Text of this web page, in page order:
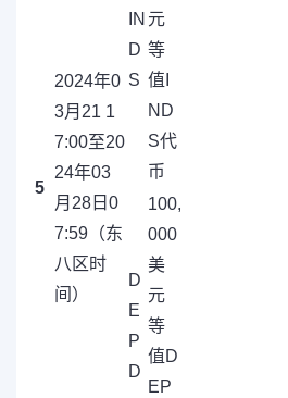
5
2024年0
3月21 1
7:00至20
24年03
月28日0
7:59（东
八区时
间）
IN
D
S
元
等
值I
ND
S代
币
D
E
P
D
100,
000
美
元
等
值D
EP